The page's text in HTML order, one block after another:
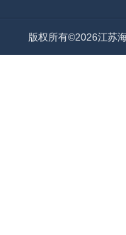
版权所有©2026江苏